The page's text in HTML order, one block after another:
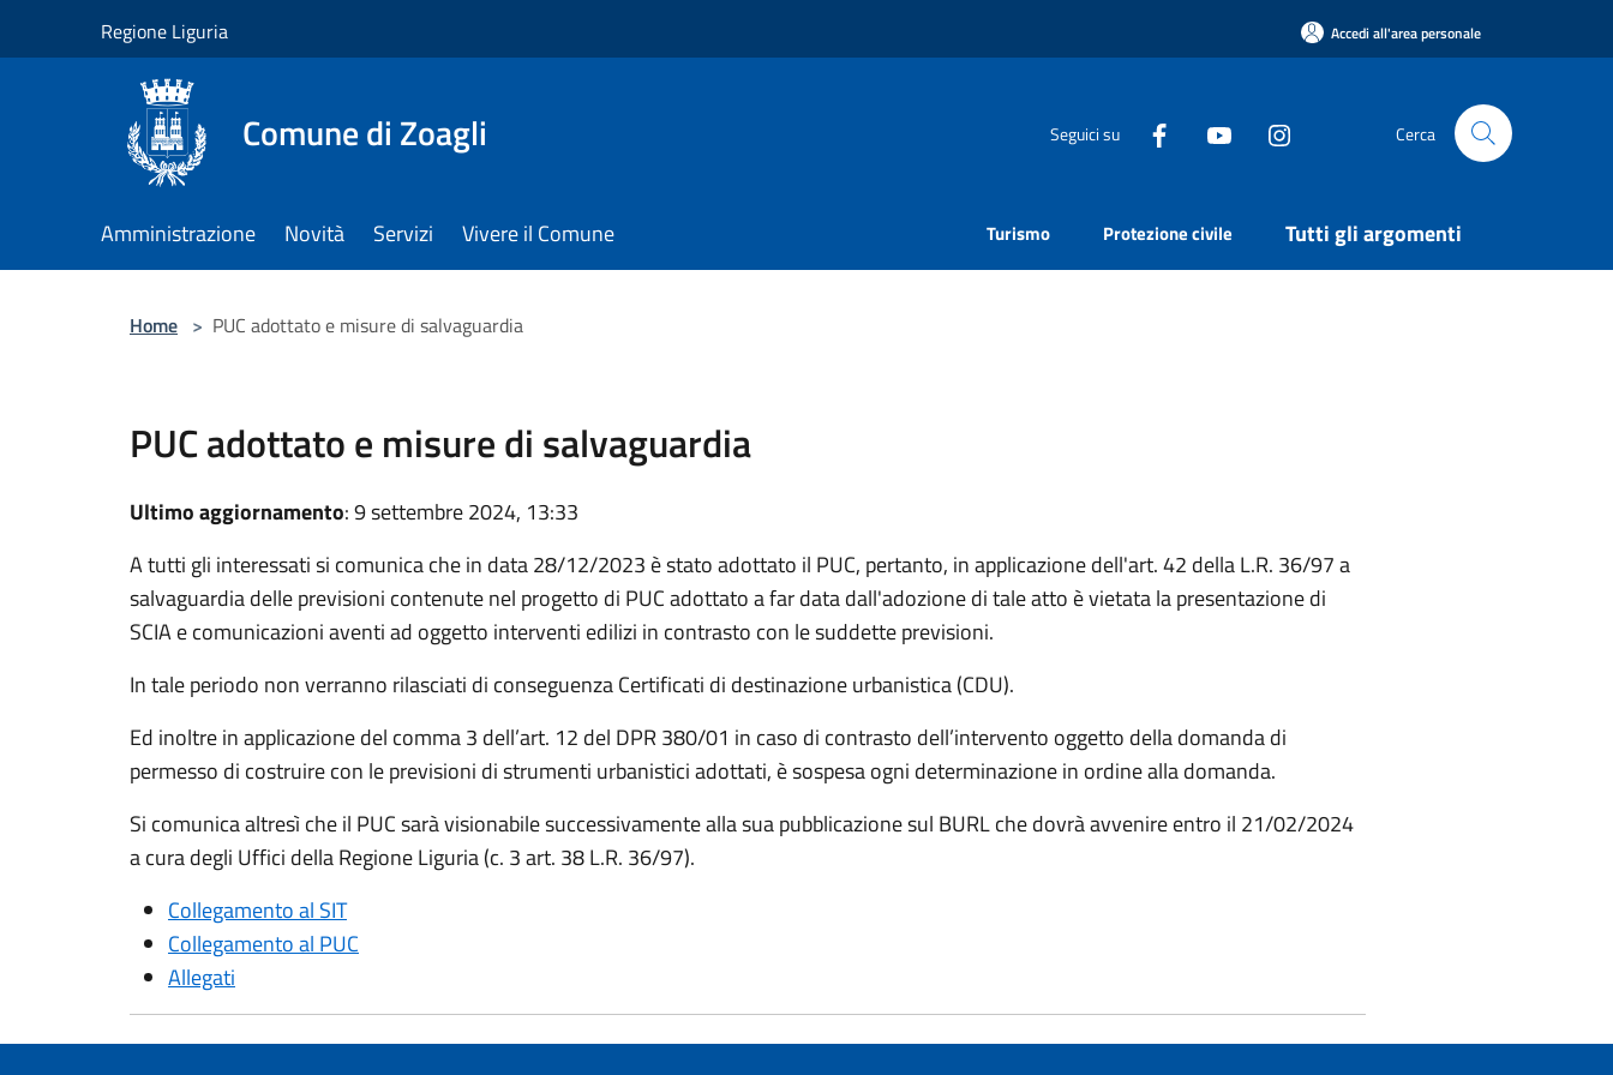
Regione Liguria Accedi all'area personale
Comune di Zoagli Seguici su Cerca
Amministrazione Novità Servizi Vivere il Comune Turismo Protezione civile Tutti gli argomenti
Home > PUC adottato e misure di salvaguardia
PUC adottato e misure di salvaguardia
Ultimo aggiornamento: 9 settembre 2024, 13:33
A tutti gli interessati si comunica che in data 28/12/2023 è stato adottato il PUC, pertanto, in applicazione dell'art. 42 della L.R. 36/97 a
salvaguardia delle previsioni contenute nel progetto di PUC adottato a far data dall'adozione di tale atto è vietata la presentazione di
SCIA e comunicazioni aventi ad oggetto interventi edilizi in contrasto con le suddette previsioni.
In tale periodo non verranno rilasciati di conseguenza Certificati di destinazione urbanistica (CDU).
Ed inoltre in applicazione del comma 3 dell’art. 12 del DPR 380/01 in caso di contrasto dell’intervento oggetto della domanda di
permesso di costruire con le previsioni di strumenti urbanistici adottati, è sospesa ogni determinazione in ordine alla domanda.
Si comunica altresì che il PUC sarà visionabile successivamente alla sua pubblicazione sul BURL che dovrà avvenire entro il 21/02/2024
a cura degli Uffici della Regione Liguria (c. 3 art. 38 L.R. 36/97).
Collegamento al SIT
Collegamento al PUC
Allegati